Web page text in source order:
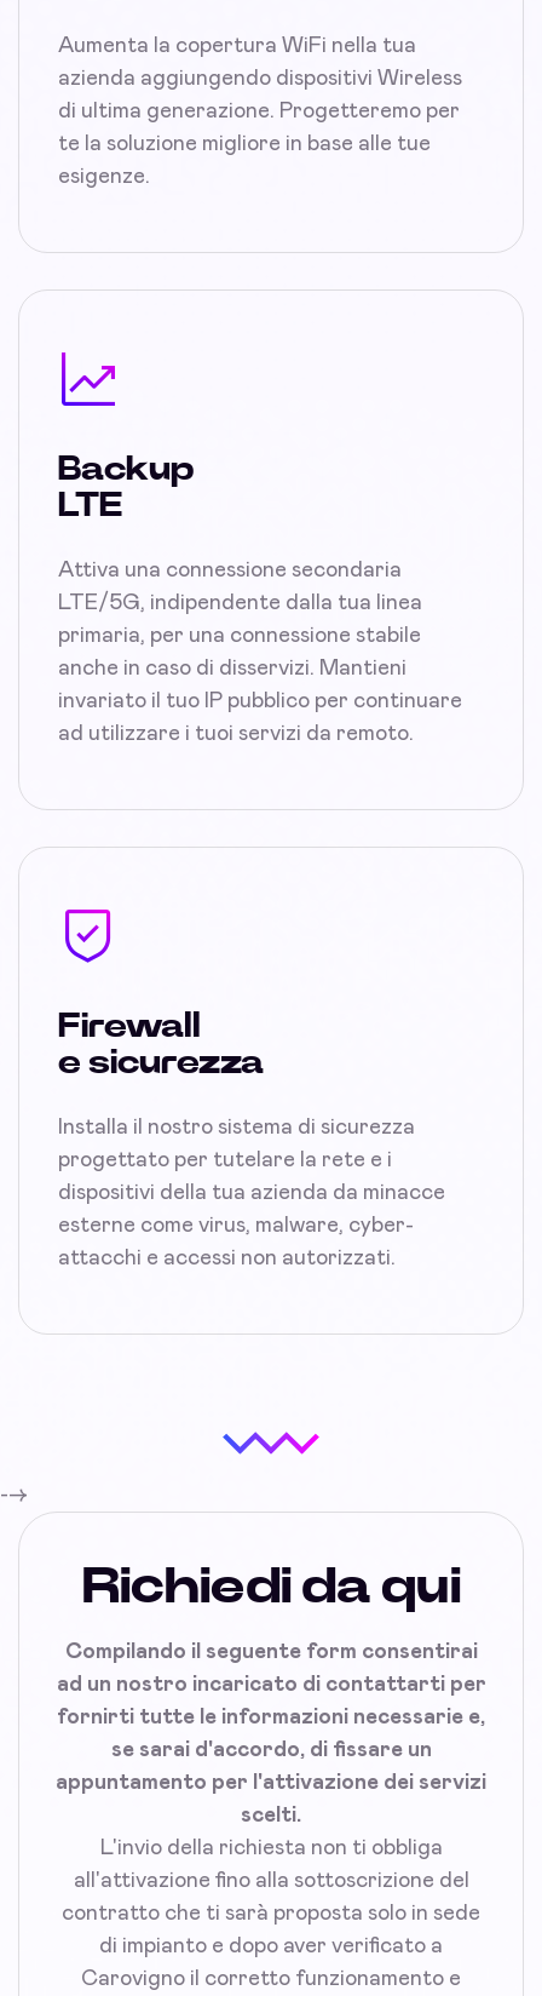
Aumenta la copertura WiFi nella tua
azienda aggiungendo dispositivi Wireless
di ultima generazione. Progetteremo per
te la soluzione migliore in base alle tue
esigenze.
Backup
LTE
Attiva una connessione secondaria
LTE/5G, indipendente dalla tua linea
primaria, per una connessione stabile
anche in caso di disservizi. Mantieni
invariato il tuo IP pubblico per continuare
ad utilizzare i tuoi servizi da remoto.
Firewall
e sicurezza
Installa il nostro sistema di sicurezza
progettato per tutelare la rete e i
dispositivi della tua azienda da minacce
esterne come virus, malware, cyber-
attacchi e accessi non autorizzati.
-->
Richiedi da qui
Compilando il seguente form consentirai
ad un nostro incaricato di contattarti per
fornirti tutte le informazioni necessarie e,
se sarai d'accordo, di fissare un
appuntamento per l'attivazione dei servizi
scelti.
L'invio della richiesta non ti obbliga
all'attivazione fino alla sottoscrizione del
contratto che ti sarà proposta solo in sede
di impianto e dopo aver verificato a
Carovigno il corretto funzionamento e